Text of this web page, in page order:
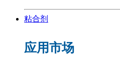
粘合剂
应用市场